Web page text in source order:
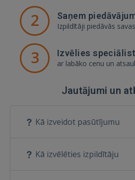
2 Saņem
Izpildītāji piedāvās
3 Izvēlies
ar labāko cenu un
Jautājumi un
Kā izveidot pasūtījumu
Kā izvēlēties izpildītāju